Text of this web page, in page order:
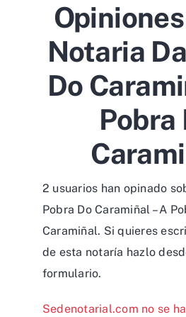
Notaria
Do
Pobra
2 usuarios han opinado
Pobra Do Caramiñal – A
Caramiñal. Si quieres
de esta notaría hazlo
formulario.
Sedenotarial.com no se